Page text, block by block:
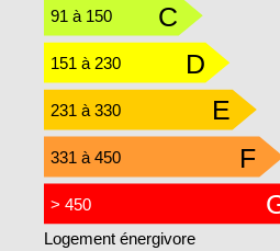
C
D
E
F
Logement énergivore
91 à 150
151 à 230
231 à 330
331 à 450
> 450